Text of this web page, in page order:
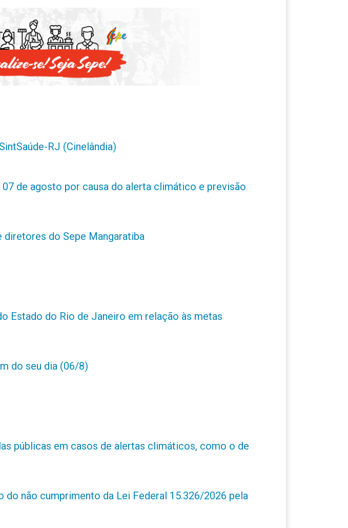
RJ (Cinelândia)
de agosto por causa do alerta climático e previsão
do Sepe Mangaratiba
Estado do Rio de Janeiro em relação às metas
do seu dia (06/8)
públicas em casos de alertas climáticos, como o de
não cumprimento da Lei Federal 15.326/2026 pela